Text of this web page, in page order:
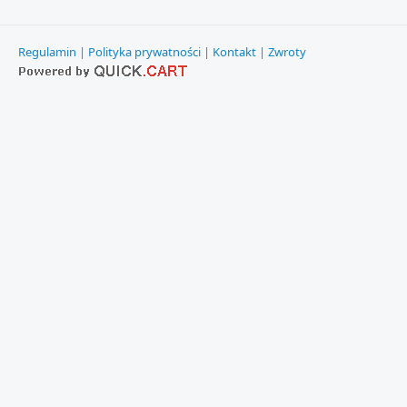
Regulamin | Polityka prywatności | Kontakt | Zwroty